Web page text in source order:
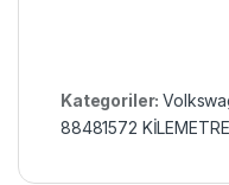
Kategoriler:
88481572